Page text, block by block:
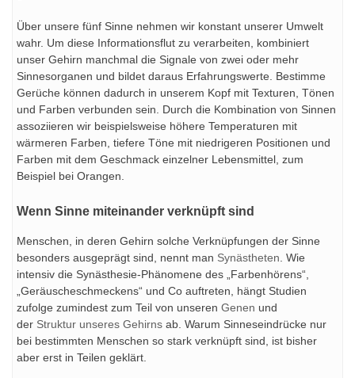
Über unsere fünf Sinne nehmen wir konstant unserer Umwelt
wahr. Um diese Informationsflut zu verarbeiten, kombiniert
unser Gehirn manchmal die Signale von zwei oder mehr
Sinnesorganen und bildet daraus Erfahrungswerte. Bestimme
Gerüche können dadurch in unserem Kopf mit Texturen, Tönen
und Farben verbunden sein. Durch die Kombination von Sinnen
assoziieren wir beispielsweise höhere Temperaturen mit
wärmeren Farben, tiefere Töne mit niedrigeren Positionen und
Farben mit dem Geschmack einzelner Lebensmittel, zum
Beispiel bei Orangen.
Wenn Sinne miteinander verknüpft sind
Menschen, in deren Gehirn solche Verknüpfungen der Sinne
besonders ausgeprägt sind, nennt man Synästheten . Wie
intensiv die Synästhesie-Phänomene des „Farbenhörens“,
„Geräuscheschmeckens“ und Co auftreten, hängt Studien
zufolge zumindest zum Teil von unseren Genen und
der Struktur unseres Gehirns ab. Warum Sinneseindrücke nur
bei bestimmten Menschen so stark verknüpft sind, ist bisher
aber erst in Teilen geklärt.